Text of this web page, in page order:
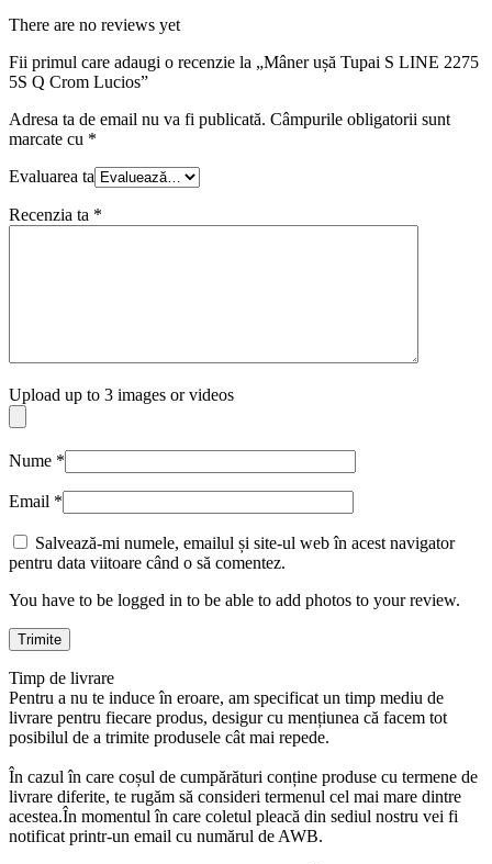
There are no reviews yet
Fii primul care adaugi o recenzie la „Mâner ușă Tupai S LINE 2275
5S Q Crom Lucios”
Adresa ta de email nu va fi publicată. Câmpurile obligatorii sunt
marcate cu *
Evaluarea ta
Recenzia ta *
Upload up to 3 images or videos
Nume *
Email *
Salvează-mi numele, emailul și site-ul web în acest navigator
pentru data viitoare când o să comentez.
You have to be logged in to be able to add photos to your review.
Timp de livrare
Pentru a nu te induce în eroare, am specificat un timp mediu de
livrare pentru fiecare produs, desigur cu mențiunea că facem tot
posibilul de a trimite produsele cât mai repede.
În cazul în care coșul de cumpărături conține produse cu termene de
livrare diferite, te rugăm să consideri termenul cel mai mare dintre
acestea.În momentul în care coletul pleacă din sediul nostru vei fi
notificat printr-un email cu numărul de AWB.